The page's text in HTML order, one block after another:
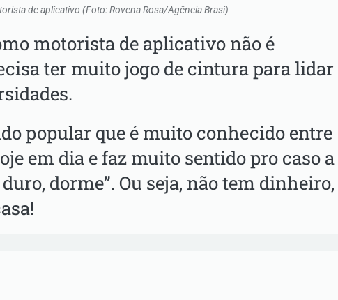
de aplicativo (Foto: Rovena Rosa/Agência Brasi)
motorista de aplicativo não é
ter muito jogo de cintura para lidar
popular que é muito conhecido entre
em dia e faz muito sentido pro caso a
dorme”. Ou seja, não tem dinheiro,